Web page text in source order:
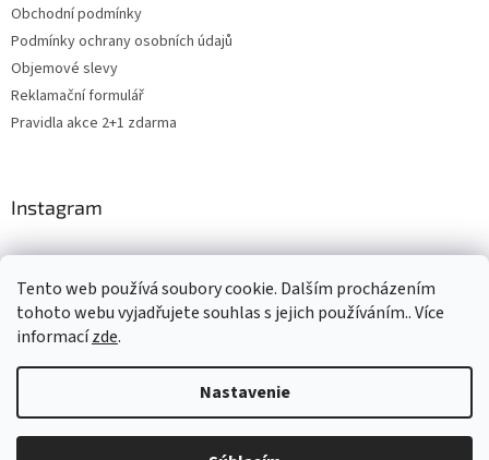
Tento web používá soubory cookie. Dalším procházením
tohoto webu vyjadřujete souhlas s jejich používáním.. Více
informacízde.
Nastavenie
Obchodní podmínky
Podmínky ochrany osobních údajů
Objemové slevy
Reklamační formulář
Pravidla akce 2+1 zdarma
Instagram
Shoptet.cz CARDAMON Online Magazín
Vytvoril Shoptet